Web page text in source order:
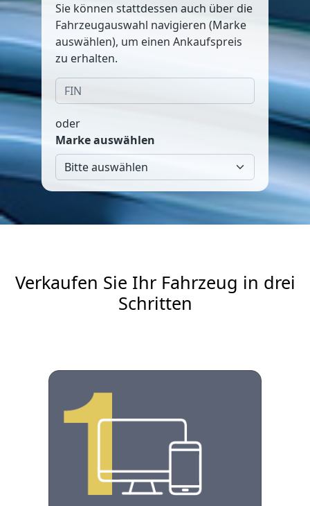
Sie können stattdessen auch über die
Fahrzeugauswahl navigieren (Marke
auswählen), um einen Ankaufspreis
zu erhalten.
oder
Marke auswählen
Verkaufen Sie Ihr Fahrzeug in drei
Schritten